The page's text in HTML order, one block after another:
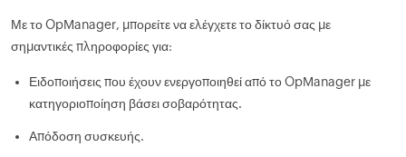
Με το OpManager, μπορείτε να ελέγχετε το δίκτυό σας με
σημαντικές πληροφορίες για:
Ειδοποιήσεις που έχουν ενεργοποιηθεί από το OpManager με
κατηγοριοποίηση βάσει σοβαρότητας.
Απόδοση συσκευής.